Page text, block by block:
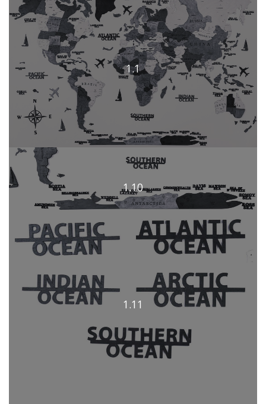
1.1
1.10
1.11